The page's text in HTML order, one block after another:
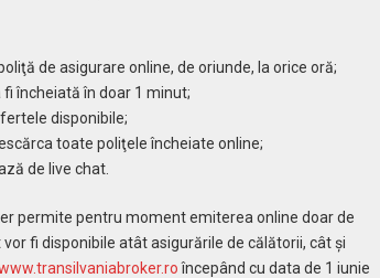
de asigurare online, de oriunde, la orice oră;
încheiată în doar 1 minut;
disponibile;
toate poliţele încheiate online;
de live chat.
permite pentru moment emiterea online doar de
fi disponibile atât asigurările de călătorii, cât și
începând cu data de 1 iunie